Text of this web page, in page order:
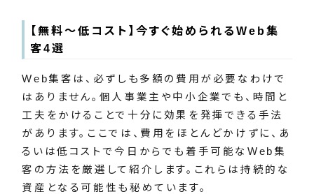
【無料～低コスト】今すぐ始められるWeb集
客4選
Web集客は、必ずしも多額の費用が必要なわけで
はありません。個人事業主や中小企業でも、時間と
工夫をかけることで十分に効果を発揮できる手法
があります。ここでは、費用をほとんどかけずに、あ
るいは低コストで今日からでも着手可能なWeb集
客の方法を厳選して紹介します。これらは持続的な
資産となる可能性も秘めています。